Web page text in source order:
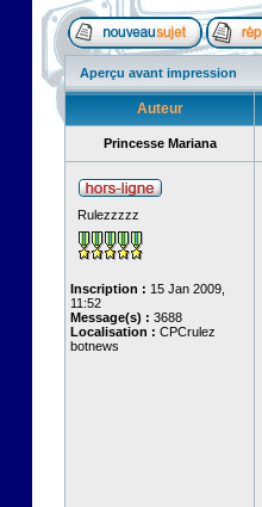
Aperçu avant impression
Auteur
Princesse Mariana
Rulezzzzz
Inscription : 15 Jan 2009,
11:52
Message(s) : 3688
Localisation : CPCrulez
botnews